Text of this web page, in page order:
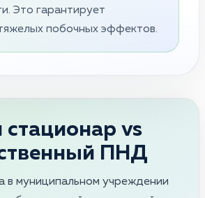
Это гарантирует
побочных эффектов.
vs
ПНД
в муниципальном учреждении